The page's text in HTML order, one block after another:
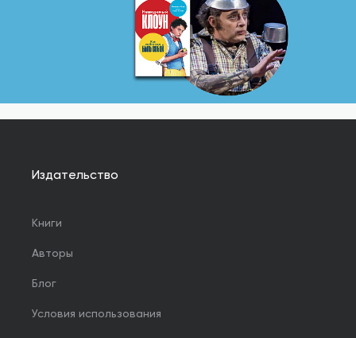
Издательство
Книги
Авторы
Блог
Условия использования